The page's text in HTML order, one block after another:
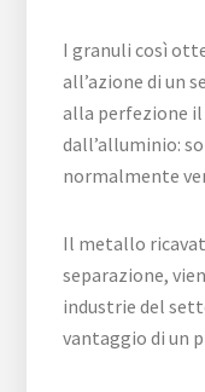
I granuli così
all’azione di un
alla perfezione
dall’alluminio:
normalmente
Il metallo
separazione,
industrie del
vantaggio di un